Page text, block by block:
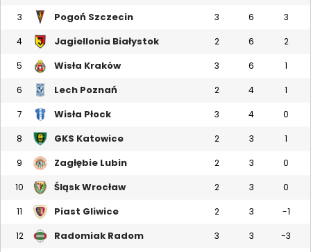
3 Pogoń Szczecin 3 6 3
4 Jagiellonia Białystok 2 6 2
5 Wisła Kraków 3 6 1
6 Lech Poznań 2 4 1
7 Wisła Płock 3 4 0
8 GKS Katowice 2 3 1
9 Zagłębie Lubin 2 3 0
10 Śląsk Wrocław 2 3 0
11 Piast Gliwice 2 3 -1
12 Radomiak Radom 3 3 -3